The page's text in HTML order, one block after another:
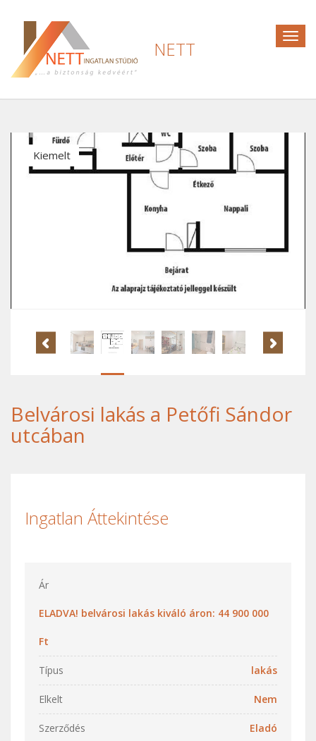
NETT
Kiemelt
Belvárosi lakás a Petőfi Sándor
utcában
Ingatlan Áttekintése
Ár
ELADVA! belvárosi lakás kiváló áron: 44 900 000
Ft
Típus lakás
Elkelt Nem
Szerződés Eladó